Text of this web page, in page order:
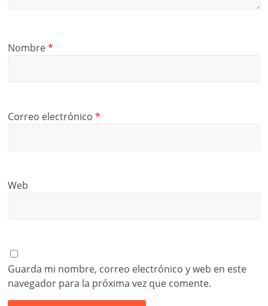
Nombre*
Correo electrónico*
Web
Guarda mi nombre, correo electrónico y web en este
navegador para la próxima vez que comente.